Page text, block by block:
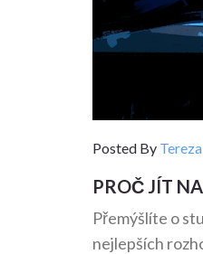
Posted By
PROČ JÍT
Přemýšlíte o
nejlepších